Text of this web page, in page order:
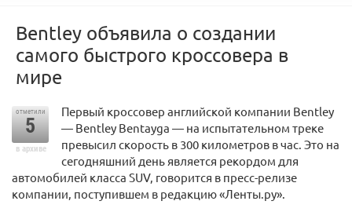
Bentley объявила о создании
самого быстрого кроссовера в
мире
отметили
5
в архиве
Первый кроссовер английской компании Bentley
— Bentley Bentayga — на испытательном треке
превысил скорость в 300 километров в час. Это на
сегодняшний день является рекордом для
автомобилей класса SUV, говорится в пресс-релизе
компании, поступившем в редакцию «Ленты.ру».